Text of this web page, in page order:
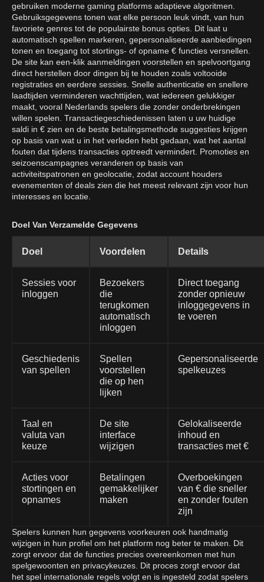
gebruiken moderne gaming platforms adaptieve algoritmen.
Gebruiksgegevens tonen wat elke persoon leuk vindt, van hun
favoriete genres tot de populairste bonus opties. Dit laat u
automatisch spellen markeren, gepersonaliseerde aanbiedingen
tonen en toegang tot stortings- of opname € functies versnellen.
De site kan een-klik aanmeldingen voorstellen en spelvoortgang
direct herstellen door dingen bij te houden zoals voltooide
registraties en eerdere sessies. Snelle authenticatie en snellere
laadtijden verminderen wachttijden, wat iedereen gelukkiger
maakt, vooral Nederlands spelers die zonder onderbrekingen
willen spelen. Transactiegeschiedenissen laten u uw huidige
saldi in € zien en de beste betalingsmethode suggesties krijgen
op basis van wat u in het verleden hebt gedaan, wat het aantal
fouten dat tijdens transacties optreedt vermindert. Promoties en
seizoenscampagnes veranderen op basis van
activiteitspatronen en geolocatie, zodat account houders
evenementen of deals zien die het meest relevant zijn voor hun
interesses en locatie.
Doel Van Verzamelde Gegevens
Doel Voordelen Details
Sessies voor
inloggen
Bezoekers
die
terugkomen
automatisch
inloggen
Direct toegang
zonder opnieuw
inloggegevens in
te voeren
Geschiedenis
van spellen
Spellen
voorstellen
die op hen
lijken
Gepersonaliseerde
spelkeuzes
Taal en
valuta van
keuze
De site
interface
wijzigen
Gelokaliseerde
inhoud en
transacties met €
Acties voor
stortingen en
opnames
Betalingen
gemakkelijker
maken
Overboekingen
van € die sneller
en zonder fouten
zijn
Spelers kunnen hun gegevens voorkeuren ook handmatig
wijzigen in hun profiel om het platform nog beter te maken. Dit
zorgt ervoor dat de functies precies overeenkomen met hun
spelgewoonten en privacykeuzes. Dit proces zorgt ervoor dat
het spel internationale regels volgt en is ingesteld zodat spelers